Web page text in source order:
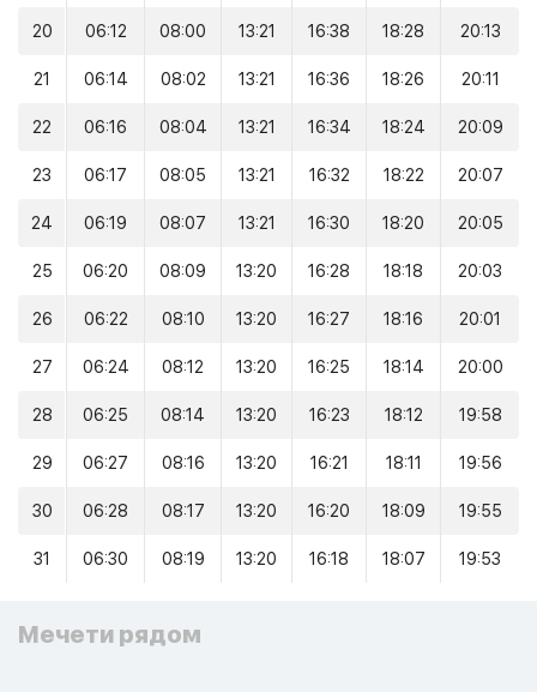
20 06:12 08:00 13:21 16:38 18:28 20:13
21 06:14 08:02 13:21 16:36 18:26 20:11
22 06:16 08:04 13:21 16:34 18:24 20:09
23 06:17 08:05 13:21 16:32 18:22 20:07
24 06:19 08:07 13:21 16:30 18:20 20:05
25 06:20 08:09 13:20 16:28 18:18 20:03
26 06:22 08:10 13:20 16:27 18:16 20:01
27 06:24 08:12 13:20 16:25 18:14 20:00
28 06:25 08:14 13:20 16:23 18:12 19:58
29 06:27 08:16 13:20 16:21 18:11 19:56
30 06:28 08:17 13:20 16:20 18:09 19:55
31 06:30 08:19 13:20 16:18 18:07 19:53
Мечети рядом